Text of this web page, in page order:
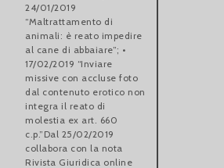
24/01/2019
“Maltrattamento di
animali: è reato impedire
al cane di abbaiare”; •
17/02/2019 “Inviare
missive con accluse foto
dal contenuto erotico non
integra il reato di
molestia ex art. 660
c.p.”Dal 25/02/2019
collabora con la nota
Rivista Giuridica online